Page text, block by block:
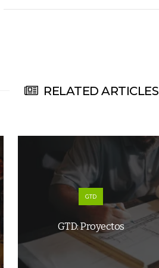
RELATED ARTICLES
GTD
GTD: Proyectos